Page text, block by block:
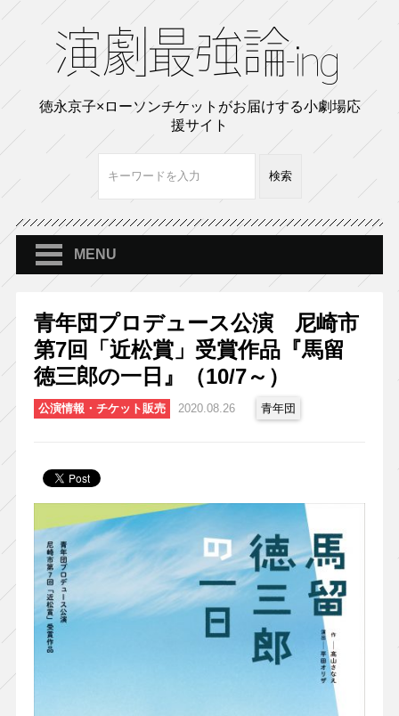
徳永京子×ローソンチケットがお届けする小劇場応
援サイト
MENU
青年団プロデュース公演 尼崎市
第7回「近松賞」受賞作品『馬留
徳三郎の一日』（10/7～）
公演情報・チケット販売 2020.08.26 青年団